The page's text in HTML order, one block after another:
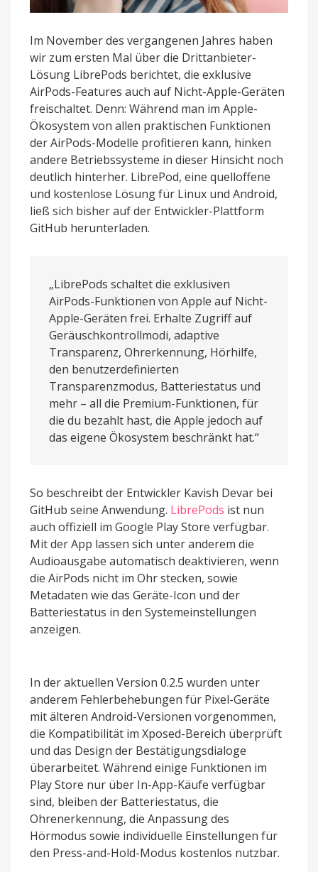
Im November des vergangenen Jahres haben
wir zum ersten Mal über die Drittanbieter-
Lösung LibrePods berichtet, die exklusive
AirPods-Features auch auf Nicht-Apple-Geräten
freischaltet. Denn: Während man im Apple-
Ökosystem von allen praktischen Funktionen
der AirPods-Modelle profitieren kann, hinken
andere Betriebssysteme in dieser Hinsicht noch
deutlich hinterher. LibrePod, eine quelloffene
und kostenlose Lösung für Linux und Android,
ließ sich bisher auf der Entwickler-Plattform
GitHub herunterladen.
„LibrePods schaltet die exklusiven
AirPods-Funktionen von Apple auf Nicht-
Apple-Geräten frei. Erhalte Zugriff auf
Geräuschkontrollmodi, adaptive
Transparenz, Ohrerkennung, Hörhilfe,
den benutzerdefinierten
Transparenzmodus, Batteriestatus und
mehr – all die Premium-Funktionen, für
die du bezahlt hast, die Apple jedoch auf
das eigene Ökosystem beschränkt hat.“
So beschreibt der Entwickler Kavish Devar bei
GitHub seine Anwendung. LibrePods ist nun
auch offiziell im Google Play Store verfügbar.
Mit der App lassen sich unter anderem die
Audioausgabe automatisch deaktivieren, wenn
die AirPods nicht im Ohr stecken, sowie
Metadaten wie das Geräte-Icon und der
Batteriestatus in den Systemeinstellungen
anzeigen.
In der aktuellen Version 0.2.5 wurden unter
anderem Fehlerbehebungen für Pixel-Geräte
mit älteren Android-Versionen vorgenommen,
die Kompatibilität im Xposed-Bereich überprüft
und das Design der Bestätigungsdialoge
überarbeitet. Während einige Funktionen im
Play Store nur über In-App-Käufe verfügbar
sind, bleiben der Batteriestatus, die
Ohrenerkennung, die Anpassung des
Hörmodus sowie individuelle Einstellungen für
den Press-and-Hold-Modus kostenlos nutzbar.